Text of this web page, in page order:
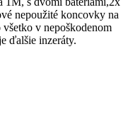
nepoužité koncovky na
v nepoškodenom
ďalšie inzeráty.